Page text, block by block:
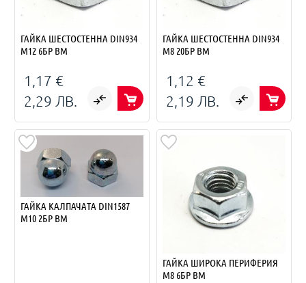
ГАЙКА ШЕСТОСТЕННА DIN934
M12 6БР BM
1,17 €
2,29 ЛВ.
ГАЙКА ШЕСТОСТЕННА DIN934
M8 20БР BM
1,12 €
2,19 ЛВ.
ГАЙКА КАЛПАЧАТА DIN1587
M10 2БР BM
ГАЙКА ШИРОКА ПЕРИФЕРИЯ
M8 6БР BM